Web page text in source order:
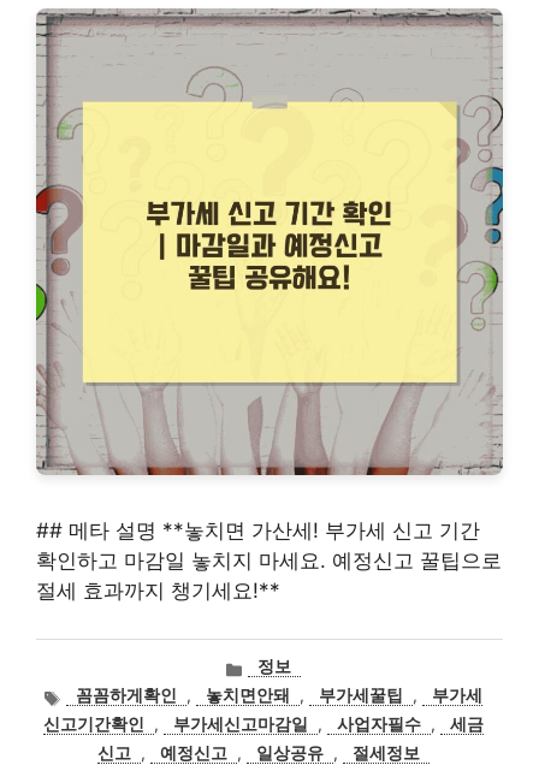
## 메타 설명 **놓치면 가산세! 부가세 신고 기간
확인하고 마감일 놓치지 마세요. 예정신고 꿀팁으로
절세 효과까지 챙기세요!**
카
테
고
리
정보
태
그
꼼꼼하게확인 , 놓치면안돼 , 부가세꿀팁 ,
부가세
신고기간확인
, 부가세신고마감일 , 사업자필수 ,
세금
신고
, 예정신고 , 일상공유 , 절세정보